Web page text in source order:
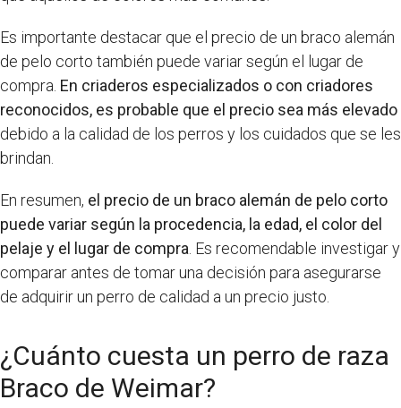
Es importante destacar que el precio de un braco alemán
de pelo corto también puede variar según el lugar de
compra. En criaderos especializados o con criadores
reconocidos, es probable que el precio sea más elevado
debido a la calidad de los perros y los cuidados que se les
brindan.
En resumen, el precio de un braco alemán de pelo corto
puede variar según la procedencia, la edad, el color del
pelaje y el lugar de compra . Es recomendable investigar y
comparar antes de tomar una decisión para asegurarse
de adquirir un perro de calidad a un precio justo.
¿Cuánto cuesta un perro de raza
Braco de Weimar?